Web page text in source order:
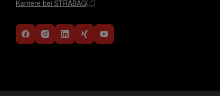
Karriere bei STRABAG